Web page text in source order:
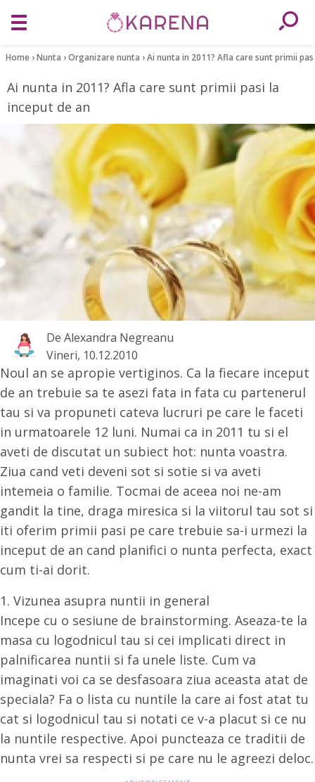
Home ›Nunta ›Organizare nunta ›Ai nunta in 2011? Afla care sunt primii
Ai nunta in 2011? Afla care sunt primii pasi la
inceput de an
De Alexandra Negreanu
Vineri, 10.12.2010
Noul an se apropie vertiginos. Ca la fiecare inceput
de an trebuie sa te asezi fata in fata cu partenerul
tau si va propuneti cateva lucruri pe care le faceti
in urmatoarele 12 luni. Numai ca in 2011 tu si el
aveti de discutat un subiect hot: nunta voastra.
Ziua cand veti deveni sot si sotie si va aveti
intemeia o familie. Tocmai de aceea noi ne-am
gandit la tine, draga miresica si la viitorul tau sot si
iti oferim primii pasi pe care trebuie sa-i urmezi la
inceput de an cand planifici o nunta perfecta, exact
cum ti-ai dorit.
1. Vizunea asupra nuntii in general
Incepe cu o sesiune de brainstorming. Aseaza-te la
masa cu logodnicul tau si cei implicati direct in
palnificarea nuntii si fa unele liste. Cum va
imaginati voi ca se desfasoara ziua aceasta atat de
speciala? Fa o lista cu nuntile la care ai fost atat tu
cat si logodnicul tau si notati ce v-a placut si ce nu
la nuntile respective. Apoi puncteaza ce traditii de
nunta vrei sa respecti si pe care nu le agreezi deloc.